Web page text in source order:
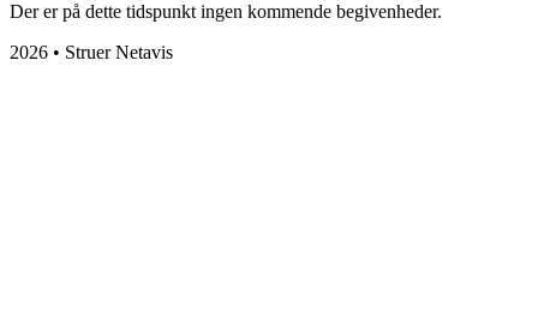
Der er på dette tidspunkt ingen kommende begivenheder.
2026 • Struer Netavis